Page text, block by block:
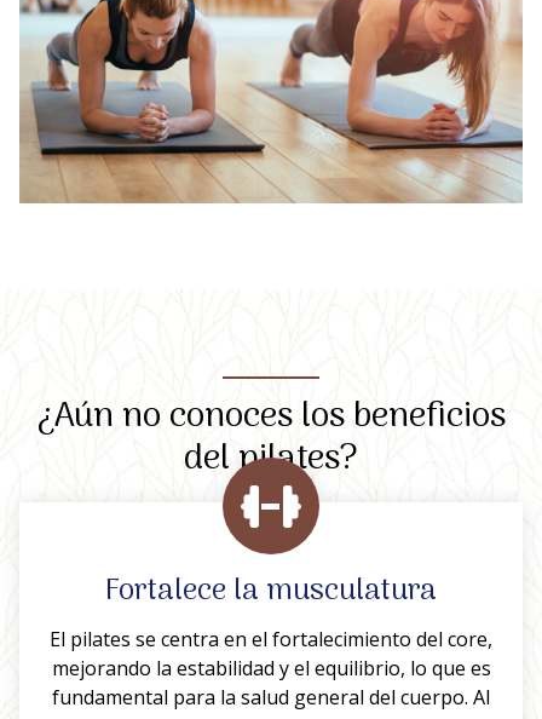
¿Aún no conoces los beneficios
del pilates?
Fortalece la musculatura
El pilates se centra en el fortalecimiento del core,
mejorando la estabilidad y el equilibrio, lo que es
fundamental para la salud general del cuerpo. Al